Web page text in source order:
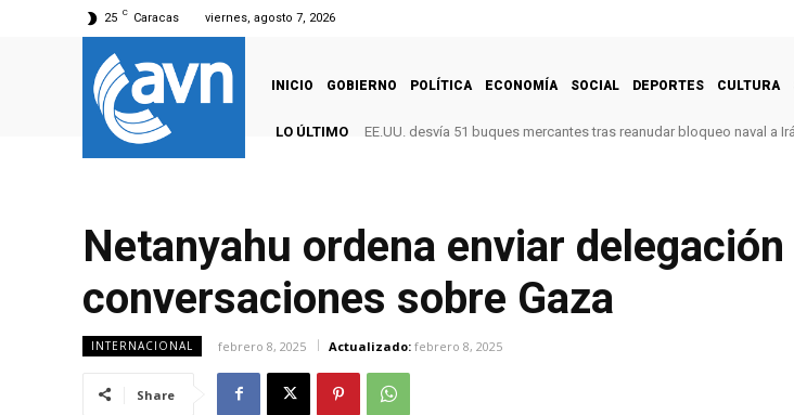
25 C Caracas viernes, agosto 7, 2026
INICIO GOBIERNO POLÍTICA ECONOMÍA SOCIAL DEPORTES CULTURA
LO ÚLTIMO EE.UU. desvía 51 buques mercantes tras reanudar bloqueo naval a
Netanyahu ordena enviar
conversaciones sobre Gaza
INTERNACIONAL febrero 8, 2025 Actualizado: febrero 8, 2025
Share